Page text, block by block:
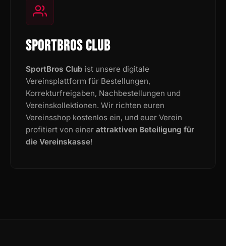
SPORTBROS CLUB
SportBros Club ist unsere digitale
Vereinsplattform für Bestellungen,
Korrekturfreigaben, Nachbestellungen und
Vereinskollektionen. Wir richten euren
Vereinsshop kostenlos ein, und euer Verein
profitiert von einer attraktiven Beteiligung für
die Vereinskasse!